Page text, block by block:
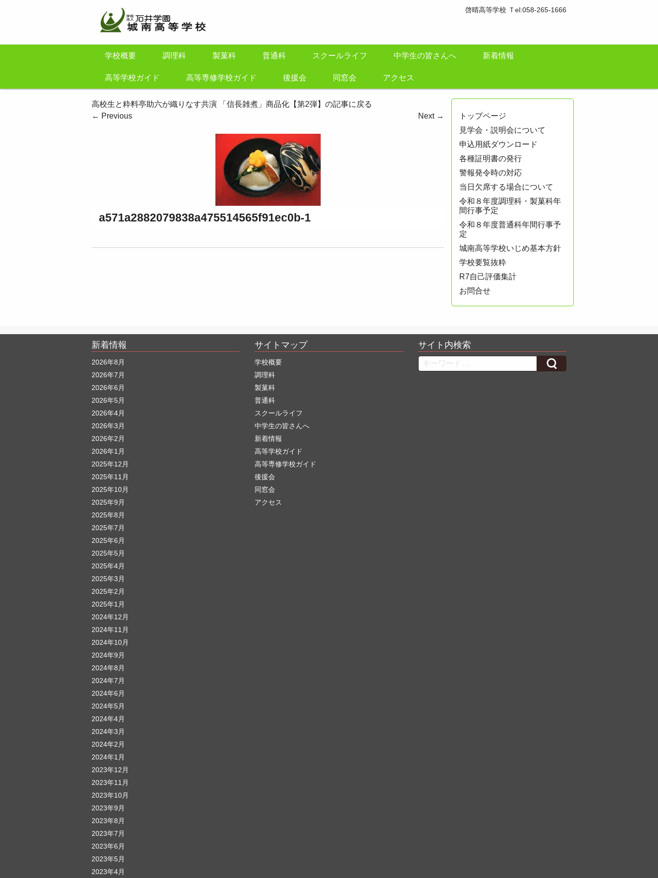
啓晴高等学校 Ｔel:058-265-1666
学校概要 調理科 製菓科 普通科 スクールライフ 中学生の皆さんへ 新着情報
高等学校ガイド 高等専修学校ガイド 後援会 同窓会 アクセス
高校生と粋料亭助六が織りなす共演 「信長雑煮」商品化【第2弾】の記事に戻る
← Previous Next →
a571a2882079838a475514565f91ec0b-1
トップページ
見学会・説明会について
申込用紙ダウンロード
各種証明書の発行
警報発令時の対応
当日欠席する場合について
令和８年度調理科・製菓科年
間行事予定
令和８年度普通科年間行事予
定
城南高等学校いじめ基本方針
学校要覧抜粋
R7自己評価集計
お問合せ
新着情報
2026年8月
2026年7月
2026年6月
2026年5月
2026年4月
2026年3月
2026年2月
2026年1月
2025年12月
2025年11月
2025年10月
2025年9月
2025年8月
2025年7月
2025年6月
2025年5月
2025年4月
2025年3月
2025年2月
2025年1月
2024年12月
2024年11月
2024年10月
2024年9月
2024年8月
2024年7月
2024年6月
2024年5月
2024年4月
2024年3月
2024年2月
2024年1月
2023年12月
2023年11月
2023年10月
2023年9月
2023年8月
2023年7月
2023年6月
2023年5月
2023年4月
サイトマップ
学校概要
調理科
製菓科
普通科
スクールライフ
中学生の皆さんへ
新着情報
高等学校ガイド
高等専修学校ガイド
後援会
同窓会
アクセス
サイト内検索
Search